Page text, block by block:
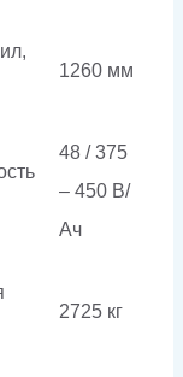
1260 мм
48 / 375
– 450 В/
Ач
2725 кг